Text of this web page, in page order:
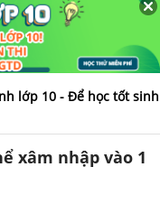
lớp 10 - Để học tốt sinh
xâm nhập vào 1